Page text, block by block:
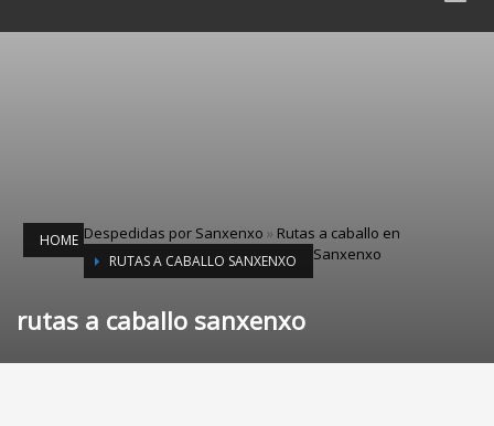
HOME Despedidas por Sanxenxo » Rutas a caballo en
Sanxenxo
RUTAS A CABALLO SANXENXO
rutas a caballo sanxenxo